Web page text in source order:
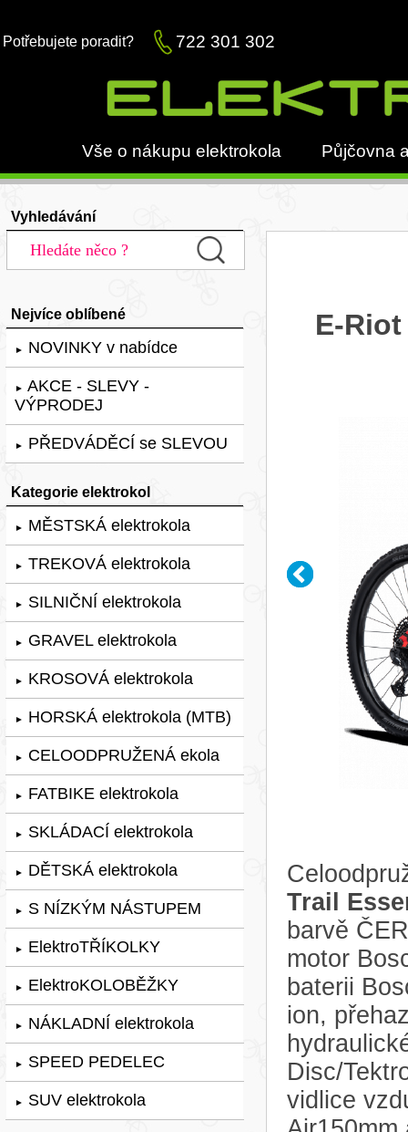
Potřebujete poradit? 722 301 302
Vše o nákupu elektrokola Půjčovna
Vyhledávání
Nejvíce oblíbené
► NOVINKY v nabídce
► AKCE - SLEVY -
VÝPRODEJ
► PŘEDVÁDĚCÍ se SLEVOU
Kategorie elektrokol
► MĚSTSKÁ elektrokola
► TREKOVÁ elektrokola
► SILNIČNÍ elektrokola
► GRAVEL elektrokola
► KROSOVÁ elektrokola
► HORSKÁ elektrokola (MTB)
► CELOODPRUŽENÁ ekola
► FATBIKE elektrokola
► SKLÁDACÍ elektrokola
► DĚTSKÁ elektrokola
► S NÍZKÝM NÁSTUPEM
► ElektroTŘÍKOLKY
► ElektroKOLOBĚŽKY
► NÁKLADNÍ elektrokola
► SPEED PEDELEC
► SUV elektrokola
E-
Trail
barvě
motor
baterii
ion,
Disc/
vidlice